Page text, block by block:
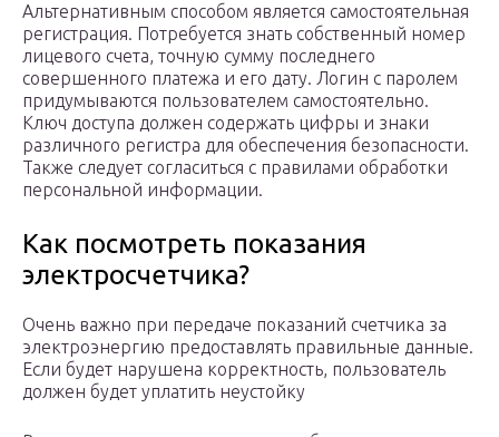
Альтернативным способом является самостоятельная
регистрация. Потребуется знать собственный номер
лицевого счета, точную сумму последнего
совершенного платежа и его дату. Логин с паролем
придумываются пользователем самостоятельно.
Ключ доступа должен содержать цифры и знаки
различного регистра для обеспечения безопасности.
Также следует согласиться с правилами обработки
персональной информации.
Как посмотреть показания
электросчетчика?
Очень важно при передаче показаний счетчика за
электроэнергию предоставлять правильные данные.
Если будет нарушена корректность, пользователь
должен будет уплатить неустойку